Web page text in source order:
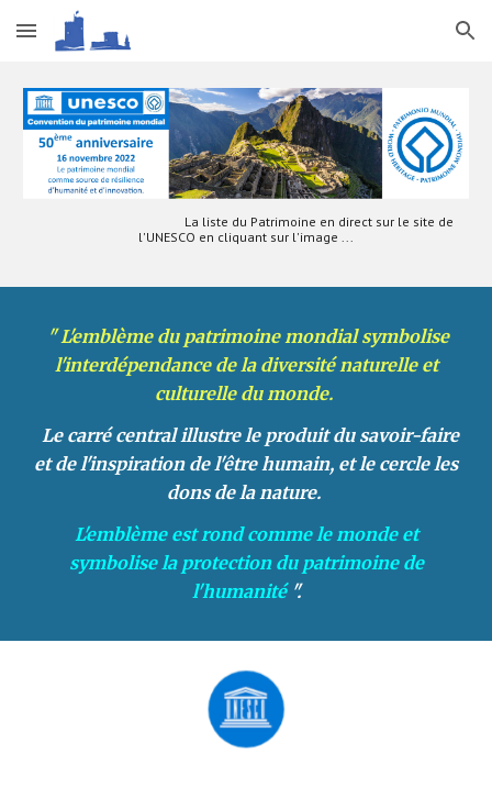
Skip to main content Skip to navigation
La liste du Patrimoine en direct sur le site de
l'UNESCO en cliquant sur l'image ...
" L'emblème du patrimoine mondial symbolise
l'interdépendance de la diversité naturelle et
culturelle du monde.
Le carré central illustre le produit du savoir-faire
et de l'inspiration de l'être humain, et le cercle les
dons de la nature.
L'emblème est rond comme le monde et
symbolise la protection du patrimoine de
l'humanité ".